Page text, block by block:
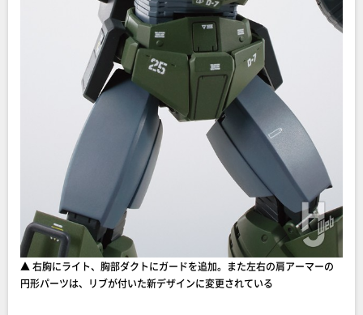
▲ 右胸にライト、胸部ダクトにガードを追加。また左右の肩アーマーの
円形パーツは、リブが付いた新デザインに変更されている